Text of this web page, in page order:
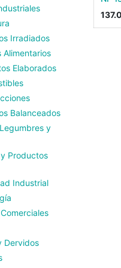
Irradiados
Alimentarios
Elaborados
Balanceados
y
Productos
Industrial
Dervidos